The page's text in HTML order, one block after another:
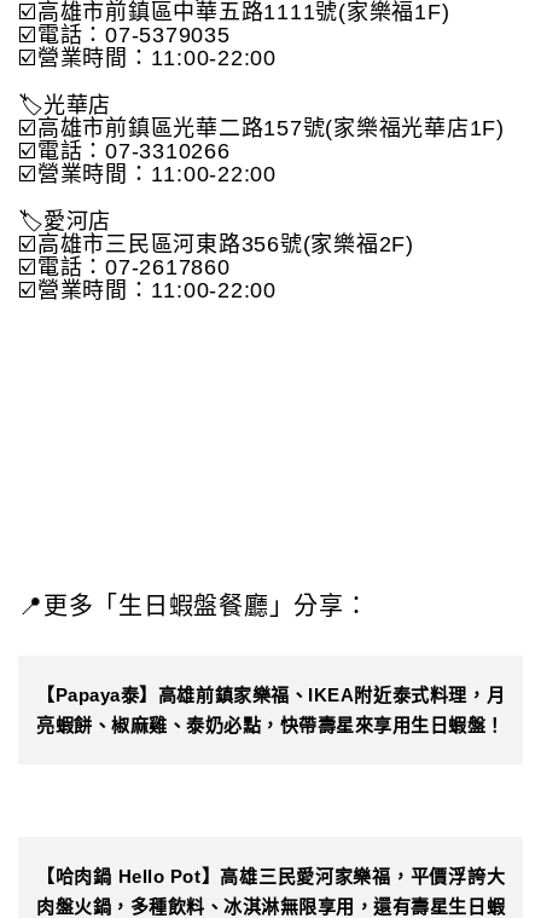
☑️高雄市前鎮區中華五路1111號(家樂福1F)
☑️電話：07-5379035
☑️營業時間：11:00-22:00
🏷️光華店
☑️高雄市前鎮區光華二路157號(家樂福光華店1F)
☑️電話：07-3310266
☑️營業時間：11:00-22:00
🏷️愛河店
☑️高雄市三民區河東路356號(家樂福2F)
☑️電話：07-2617860
☑️營業時間：11:00-22:00
📍更多「生日蝦盤餐廳」分享：
【Papaya泰】高雄前鎮家樂福、IKEA附近泰式料理，月
亮蝦餅、椒麻雞、泰奶必點，快帶壽星來享用生日蝦盤！
【哈肉鍋 Hello Pot】高雄三民愛河家樂福，平價浮誇大
肉盤火鍋，多種飲料、冰淇淋無限享用，還有壽星生日蝦